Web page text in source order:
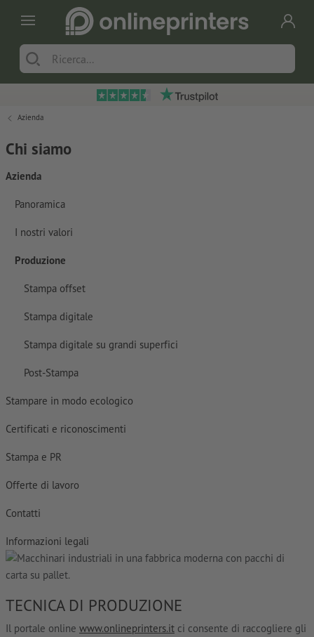
Azienda
Chi siamo
Azienda
Panoramica
I nostri valori
Produzione
Stampa offset
Stampa digitale
Stampa digitale su grandi superfici
Post-Stampa
Stampare in modo ecologico
Certificati e riconoscimenti
Stampa e PR
Offerte di lavoro
Contatti
Informazioni legali
TECNICA DI PRODUZIONE
Il portale online www.onlineprinters.it ci consente di raccogliere gli